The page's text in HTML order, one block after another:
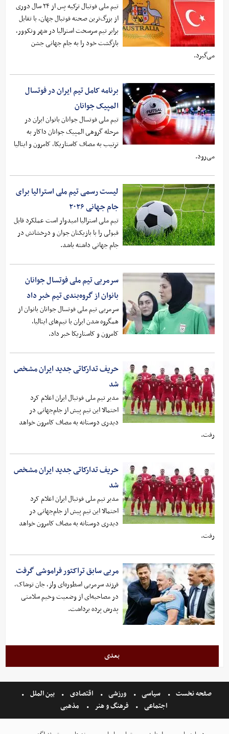
تیم ملی فوتبال ترکیه پس از ۲۴ سال دوری
از بزرگ‌ترین صحنه فوتبال جهان، با تقابل
برابر تیم سرسخت استرالیا در شهر ونکوور،
بازگشت خود را به جام جهانی جشن
می‌گیرد.
برنامه کامل تیم ایران در فوتسال
المپیک جوانان
تیم ملی فوتسال جوانان بانوان ایران در
مرحله گروهی المپیک جوانان داکار به
ترتیب به مصاف کاستاریکا، کامرون و ایتالیا
می‌رود.
لیست رسمی تیم ملی استرالیا برای
جام جهانی ۲۰۲۶
تیم ملی استرالیا امیدوار است عملکرد قابل
قبولی را با بازیکنان جوان و درخشانش در
جام جهانی داشته باشد.
سرمربی تیم ملی فوتسال جوانان
بانوان از گروه‌بندی تیم خبر داد
سرمربی تیم ملی فوتسال جوانان بانوان از
همگروه شدن ایران با تیم‌های ایتالیا،
کامرون و کاستاریکا خبر داد.
حریف تدارکاتی جدید ایران مشخص
شد
مدیر تیم ملی فوتبال ایران اعلام کرد
احتمالا این تیم پیش از جام‌جهانی در
دیدری‌ دوستانه به مصاف کامرون خواهد
رفت.
حریف تدارکاتی جدید ایران مشخص
شد
مدیر تیم ملی فوتبال ایران اعلام کرد
احتمالا این تیم پیش از جام‌جهانی در
دیدری‌ دوستانه به مصاف کامرون خواهد
رفت.
مربی سابق تراکتور فراموشی گرفت
فرزند سرمربی اسطوره‌ای ولز، جان توشاک،
در مصاحبه‌ای از وضعیت وخیم سلامتی
پدرش پرده برداشت.
بعدی
صفحه نخست سیاسی ورزشی اقتصادی
بین الملل
اجتماعی
فرهنگ و هنر مذهبی